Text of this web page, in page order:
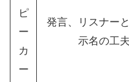
ピ
ー
カ
ー
発言、リスナー
示名の工